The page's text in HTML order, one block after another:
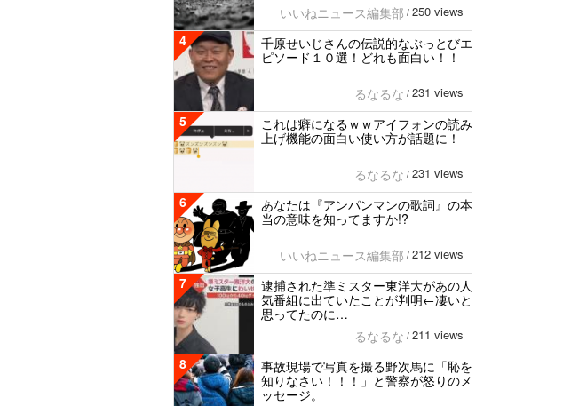
いいねニュース編集部 / 250 views
4
千原せいじさんの伝説的なぶっとびエ
ピソード１０選！どれも面白い！！
るなるな / 231 views
5
これは癖になるｗｗアイフォンの読み
上げ機能の面白い使い方が話題に！
るなるな / 231 views
6
あなたは『アンパンマンの歌詞』の本
当の意味を知ってますか!?
いいねニュース編集部 / 212 views
7
逮捕された準ミスター東洋大があの人
気番組に出ていたことが判明←凄いと
思ってたのに…
るなるな / 211 views
8
事故現場で写真を撮る野次馬に「恥を
知りなさい！！！」と警察が怒りのメ
ッセージ。